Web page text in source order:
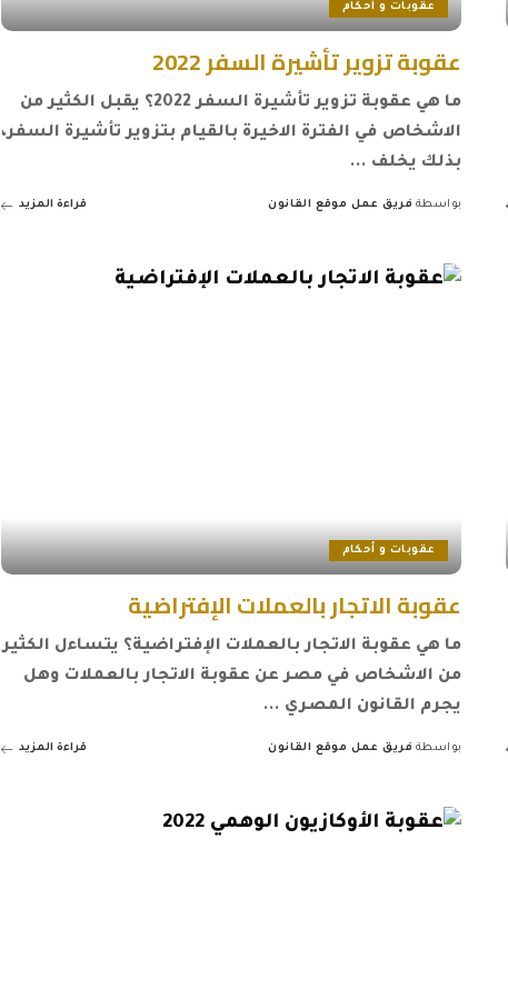
عقوبات و أحكام
عقوبة تزوير تأشيرة السفر 2022
ما هي عقوبة تزوير تأشيرة السفر 2022؟ يقبل الكثير من
الاشخاص في الفترة الاخيرة بالقيام بتزوير تأشيرة السفر،
بذلك يخلف ...
بواسطة فريق عمل موقع القانون قراءة المزيد
عقوبات و أحكام
عقوبة الاتجار بالعملات الإفتراضية
ما هي عقوبة الاتجار بالعملات الإفتراضية؟ يتساءل الكثير
من الاشخاص في مصر عن عقوبة الاتجار بالعملات وهل
يجرم القانون المصري ...
بواسطة فريق عمل موقع القانون قراءة المزيد